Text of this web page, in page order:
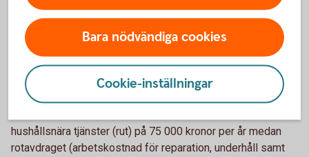
bostad eller bytt bank och betalar en
ränteskillnadsersättning till banken kan du göra avdrag för
det som en ränteutgift.
Rotavdrag och rutavdrag
hushållsnära tjänster (rut) på 75 000 kronor per år medan
rotavdraget (arbetskostnad för reparation, underhåll samt
Bara nödvändiga cookies
Cookie-inställningar